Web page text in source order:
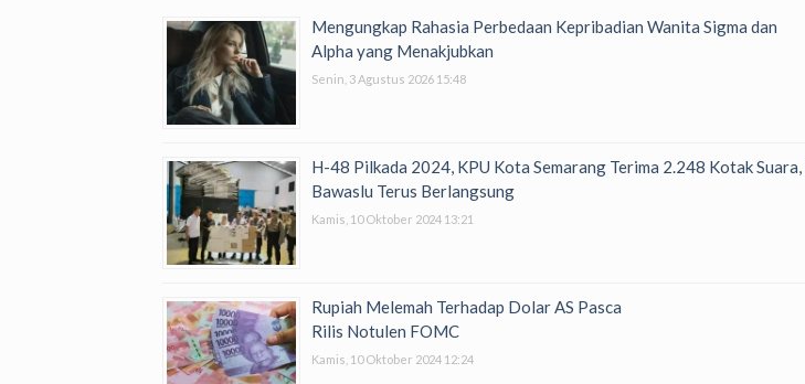
Mengungkap Rahasia Perbedaan Kepribadian Wanita Sigma dan
Alpha yang Menakjubkan
Senin, 3 Agustus 2026 15:48
H-48 Pilkada 2024, KPU Kota Semarang Terima 2.248 Kotak
Bawaslu Terus Berlangsung
Kamis, 10 Oktober 2024 13:21
Rupiah Melemah Terhadap Dolar AS Pasca
Rilis Notulen FOMC
Kamis, 10 Oktober 2024 12:24